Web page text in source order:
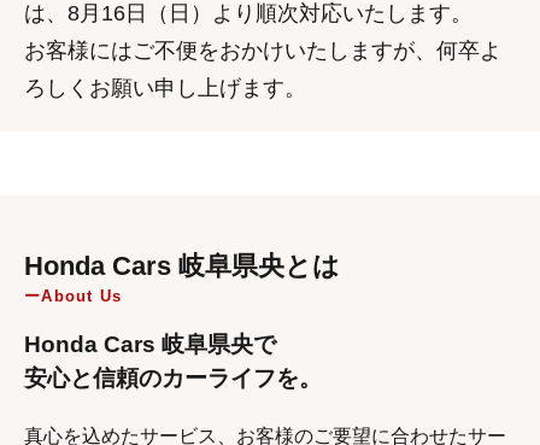
は、8月16日（日）より順次対応いたします。
お客様にはご不便をおかけいたしますが、何卒よ
ろしくお願い申し上げます。
Honda Cars 岐阜県央とは
About Us
Honda Cars 岐阜県央で
安心と信頼のカーライフを。
真心を込めたサービス、お客様のご要望に合わせたサー